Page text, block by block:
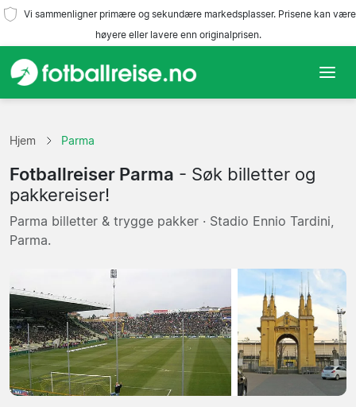
Vi sammenligner primære og sekundære markedsplasser. Prisene kan være
høyere eller lavere enn originalprisen.
Lag
Ligaer
Reisebyråer
Hjem Parma
Fotballreiser Parma - Søk billetter og
pakkereiser!
Parma billetter & trygge pakker · Stadio Ennio Tardini,
Parma.